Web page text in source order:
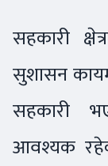
सहकारी
सुशासन
सहकारी
आवश्यक